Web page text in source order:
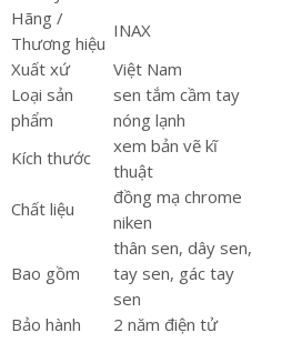
Hãng /
Thương hiệu
INAX
Xuất xứ
Việt Nam
Loại sản
phẩm
sen tắm cầm tay
nóng lạnh
Kích thước
xem bản vẽ kĩ
thuật
Chất liệu
đồng mạ chrome
niken
Bao gồm
thân sen, dây sen,
tay sen, gác tay
sen
Bảo hành
2 năm điện tử